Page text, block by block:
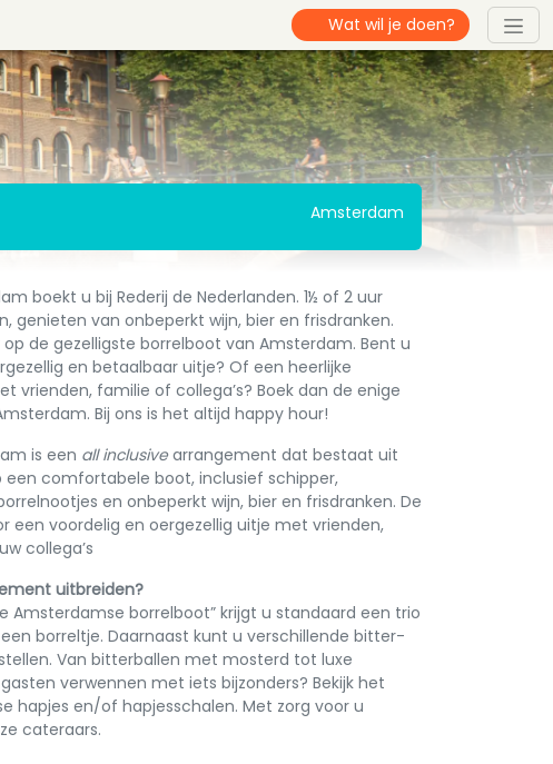
Amsterdam
boekt u bij Rederij de Nederlanden. 1½ of 2 uur
genieten van onbeperkt wijn, bier en frisdranken.
de gezelligste borrelboot van Amsterdam. Bent u
en betaalbaar uitje? Of een heerlijke
vrienden, familie of collega’s? Boek dan de enige
Bij ons is het altijd happy hour!
is een all inclusivearrangement dat bestaat uit
een comfortabele boot, inclusief schipper,
en onbeperkt wijn, bier en frisdranken. De
een voordelig en oergezellig uitje met vrienden,
collega’s
uitbreiden?
Amsterdamse borrelboot” krijgt u standaard een trio
borreltje. Daarnaast kunt u verschillende bitter-
Van bitterballen met mosterd tot luxe
verwennen met iets bijzonders? Bekijk het
hapjes en/of hapjesschalen. Met zorg voor u
cateraars.